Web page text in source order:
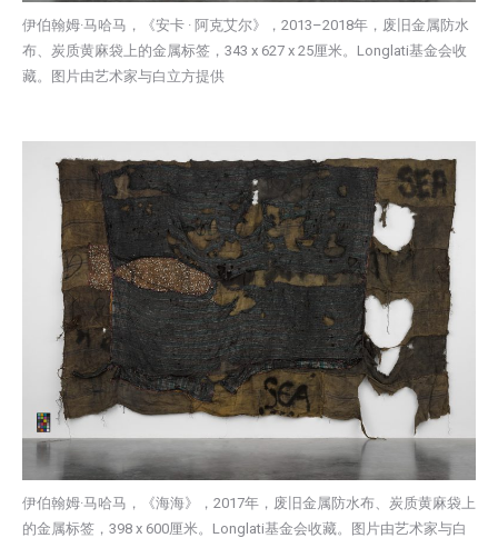
伊伯翰姆·马哈马，《安卡 · 阿克艾尔》，2013–2018年，废旧金属防水
布、炭质黄麻袋上的金属标签，343 x 627 x 25厘米。Longlati基金会收
藏。图片由艺术家与白立方提供
伊伯翰姆·马哈马，《海海》，2017年，废旧金属防水布、炭质黄麻袋上
的金属标签，398 x 600厘米。Longlati基金会收藏。图片由艺术家与白